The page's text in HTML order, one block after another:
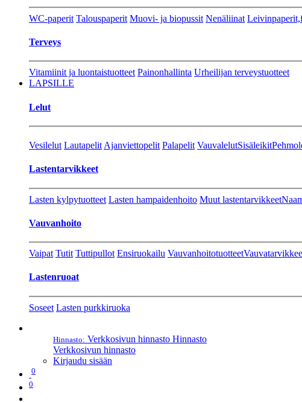
WC-paperit Talouspaperit Muovi- ja biopussit Nenäliinat
Terveys
Vitamiinit ja luontaistuotteet Painonhallinta Urheilijan terveystuotteet
LAPSILLE
Lelut
Vesilelut Lautapelit Ajanviettopelit Palapelit VauvalelutSisäleikit
Lastentarvikkeet
Lasten kylpytuotteet Lasten hampaidenhoito Muut lastentarvikkeet
Vauvanhoito
Vaipat Tutit Tuttipullot Ensiruokailu Vauvanhoitotuotteet
Lastenruoat
Soseet Lasten purkkiruoka
Hinnasto: Verkkosivun hinnasto Hinnasto
Verkkosivun hinnasto
Kirjaudu sisään
0
0